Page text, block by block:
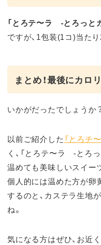
「とろテ〜ラ -とろっと
ですが、1包装(1コ)当た
まとめ！最後にカロ
いかがだったでしょうか
以前ご紹介した 「とろチ
く、「とろテ〜ラ -とろ
温めても美味しいスイー
個人的には温めた方が卵
するのと、カステラ生地
ね。
気になる方はぜひ、お近